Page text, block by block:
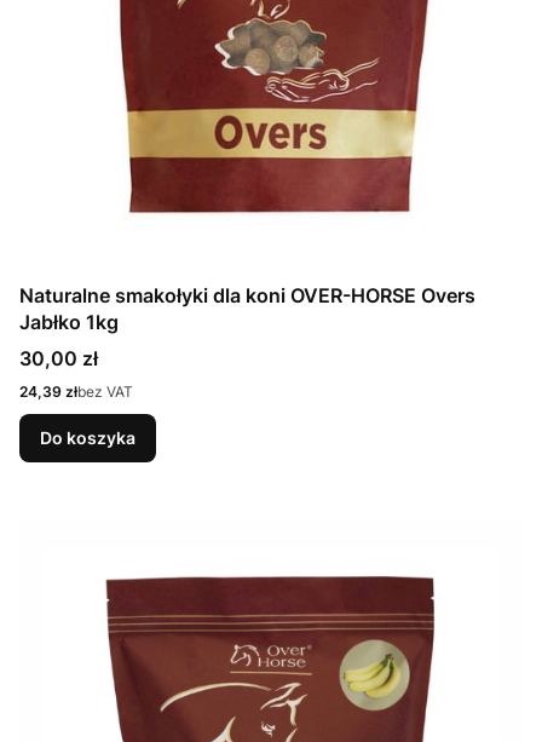
Naturalne smakołyki dla koni OVER-HORSE Overs
Jabłko 1kg
Cena
30,00 zł
Cena
24,39 złbez VAT
Do koszyka